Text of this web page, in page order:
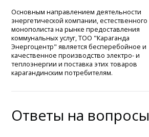
Основным направлением деятельности
энергетической компании, естественного
монополиста на рынке предоставления
коммунальных услуг, ТОО "Караганда
Энергоцентр" является бесперебойное и
качественное производство электро- и
теплоэнергии и поставка этих товаров
карагандинским потребителям.
Ответы на вопросы